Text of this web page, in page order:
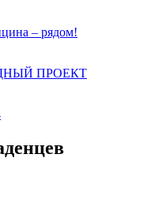
– рядом!
ПРОЕКТ